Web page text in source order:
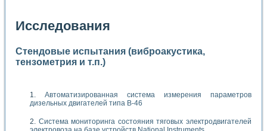
Исследования
Стендовые испытания (виброакустика,
тензометрия и т.п.)
Автоматизированная система измерения параметров
дизельных двигателей типа В-46
Система мониторинга состояния тяговых электродвигателей